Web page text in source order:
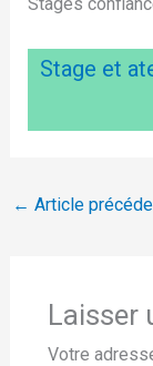
Stage et
← Article
Laisser
Votre